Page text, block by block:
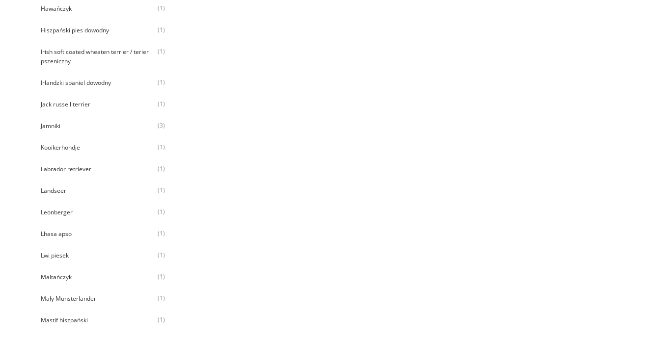
Hawańczyk (1)
Hiszpański pies dowodny (1)
Irish soft coated wheaten terrier / terier
pszeniczny
(1)
Irlandzki spaniel dowodny (1)
Jack russell terrier (1)
Jamniki (3)
Kooikerhondje (1)
Labrador retriever (1)
Landseer (1)
Leonberger (1)
Lhasa apso (1)
Lwi piesek (1)
Maltańczyk (1)
Mały Münsterländer (1)
Mastif hiszpański (1)